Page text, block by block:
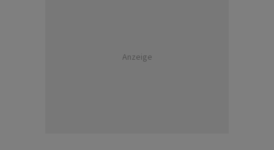
Anzeige